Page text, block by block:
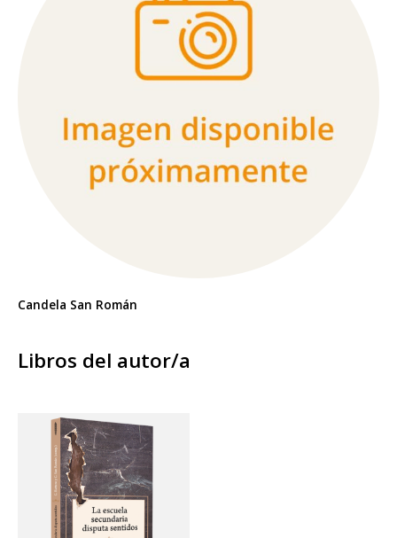
Candela San Román
Libros del autor/a